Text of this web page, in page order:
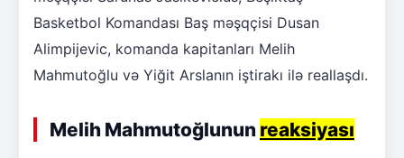
Basketbol Komandası Baş məşqçisi Dusan
Alimpijevic, komanda kapitanları Melih
Mahmutoğlu və Yiğit Arslanın iştirakı ilə reallaşdı.
Melih Mahmutoğlunun reaksiyası